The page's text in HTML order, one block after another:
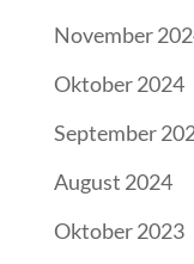
November
Oktober 2024
September
August 2024
Oktober 2023